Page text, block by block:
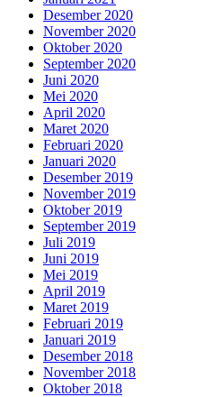
Desember 2020
November 2020
Oktober 2020
September 2020
Juni 2020
Mei 2020
April 2020
Maret 2020
Februari 2020
Januari 2020
Desember 2019
November 2019
Oktober 2019
September 2019
Juli 2019
Juni 2019
Mei 2019
April 2019
Maret 2019
Februari 2019
Januari 2019
Desember 2018
November 2018
Oktober 2018